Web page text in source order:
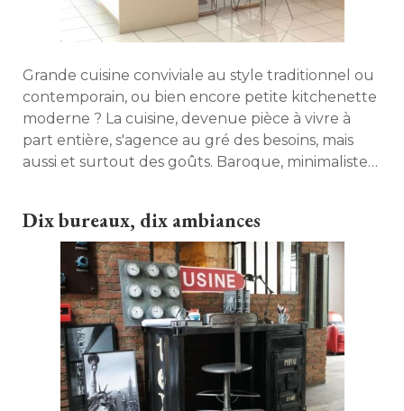
Grande cuisine conviviale au style traditionnel ou
contemporain, ou bien encore petite kitchenette
moderne ? La cuisine, devenue pièce à vivre à
part entière, s'agence au gré des besoins, mais
aussi et surtout des goûts. Baroque, minimaliste
Dix bureaux, dix ambiances